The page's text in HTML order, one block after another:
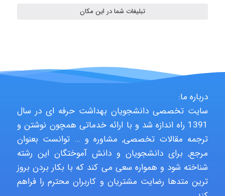
malekf
abolfazlkoshehe
تبلیغات شما در این مکان
درباره ما:
سایت تخصصی دانشجویان بهداشت حرفه ای در سال
1391 راه اندازه شد و با ارائه خدماتی همچون نوشتن و
ترجمه مقالات تخصصی, مشاوره و … توانست بعنوان
مرجع, برای دانشجویان و دانش آموختگان این رشته
شناخته شود و همواره سعی می کند که با بکار بردن بروز
ترین متدها رضایت مشتریان و کاربران محترم را فراهم